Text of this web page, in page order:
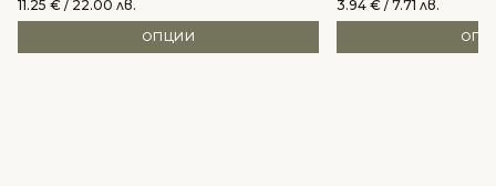
11.25 € / 22.00 лв.
ОПЦИИ
3.94 € / 7.71 лв.